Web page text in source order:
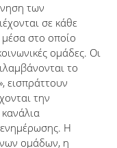
των
σε κάθε
στο οποίο
ομάδες. Οι
το
εισπράττουν
την
ενημέρωσης. Η
ομάδων, η